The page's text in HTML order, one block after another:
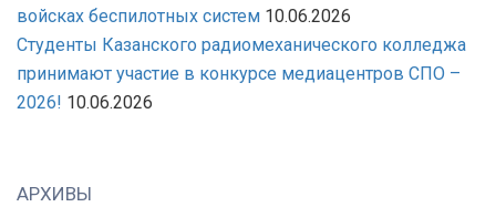
войсках беспилотных систем 10.06.2026
Студенты Казанского радиомеханического колледжа
принимают участие в конкурсе медиацентров СПО –
2026! 10.06.2026
АРХИВЫ